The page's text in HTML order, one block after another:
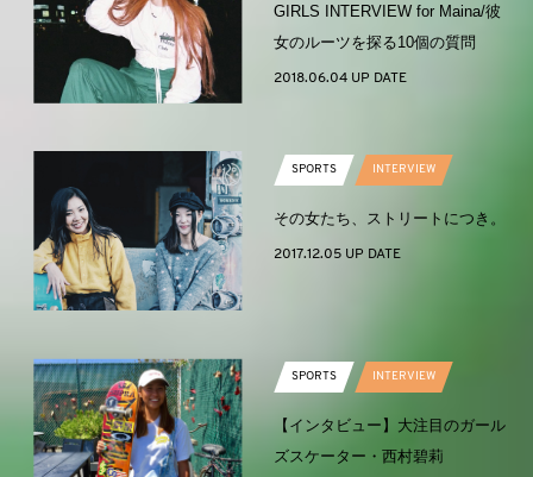
GIRLS INTERVIEW for Maina/彼
女のルーツを探る10個の質問
2018.06.04 UP DATE
SPORTS INTERVIEW
その女たち、ストリートにつき。
2017.12.05 UP DATE
SPORTS INTERVIEW
【インタビュー】大注目のガール
ズスケーター・西村碧莉